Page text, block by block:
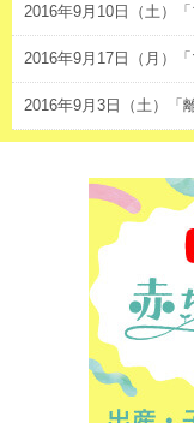
2016年9月10日（土）
2016年9月17日（月）
2016年9月3日（土）「